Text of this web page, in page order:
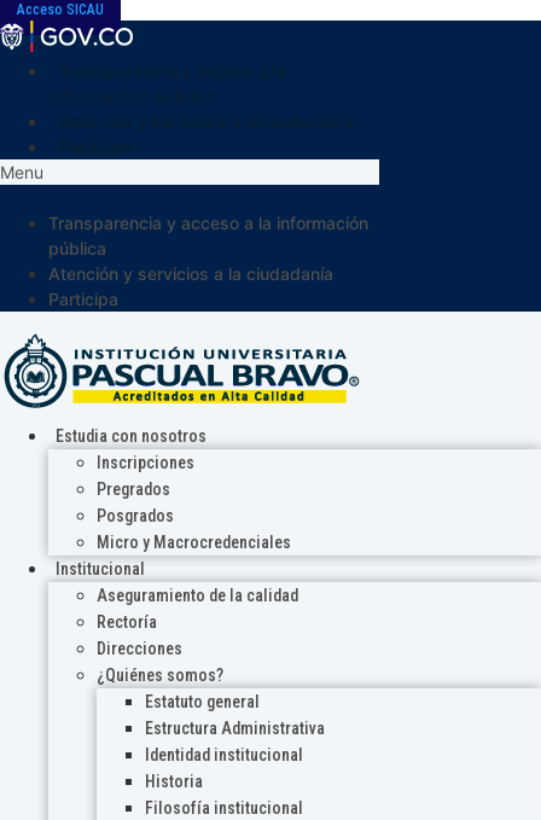
Acceso SICAU
Menu
Transparencia y acceso a la información
pública
Atención y servicios a la ciudadanía
Participa
Estudia con nosotros
Inscripciones
Pregrados
Posgrados
Micro y Macrocredenciales
Institucional
Aseguramiento de la calidad
Rectoría
Direcciones
¿Quiénes somos?
Estatuto general
Estructura Administrativa
Identidad institucional
Historia
Filosofía institucional